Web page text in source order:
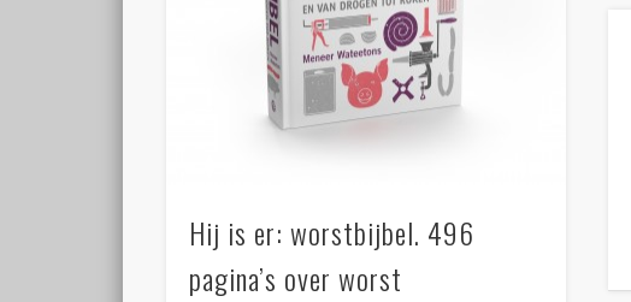
Hij is er: worstbijbel. 496
pagina’s over worst